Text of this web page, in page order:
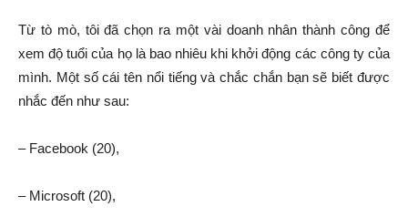
Từ tò mò, tôi đã chọn ra một vài doanh nhân thành công để
xem độ tuổi của họ là bao nhiêu khi khởi động các công ty của
mình. Một số cái tên nổi tiếng và chắc chắn bạn sẽ biết được
nhắc đến như sau:
– Facebook (20),
– Microsoft (20),